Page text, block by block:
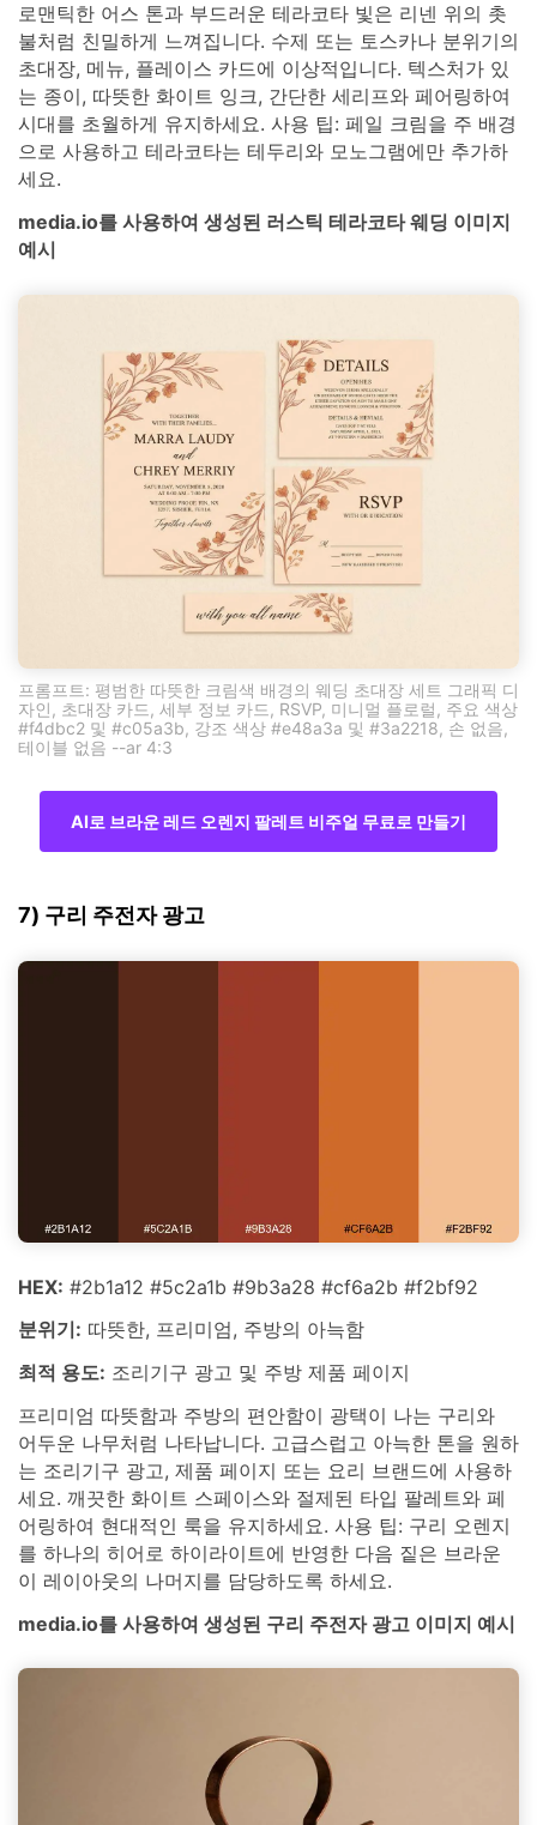
로맨틱한 어스 톤과 부드러운 테라코타 빛은 리넨 위의 촛
불처럼 친밀하게 느껴집니다. 수제 또는 토스카나 분위기의
초대장, 메뉴, 플레이스 카드에 이상적입니다. 텍스처가 있
는 종이, 따뜻한 화이트 잉크, 간단한 세리프와 페어링하여
시대를 초월하게 유지하세요. 사용 팁: 페일 크림을 주 배경
으로 사용하고 테라코타는 테두리와 모노그램에만 추가하
세요.
media.io를 사용하여 생성된 러스틱 테라코타 웨딩 이미지
예시
프롬프트: 평범한 따뜻한 크림색 배경의 웨딩 초대장 세트 그래픽 디
자인, 초대장 카드, 세부 정보 카드, RSVP, 미니멀 플로럴, 주요 색상
#f4dbc2 및 #c05a3b, 강조 색상 #e48a3a 및 #3a2218, 손 없음,
테이블 없음 --ar 4:3
AI로 브라운 레드 오렌지 팔레트 비주얼 무료로 만들기
7) 구리 주전자 광고
HEX: #2b1a12 #5c2a1b #9b3a28 #cf6a2b #f2bf92
분위기: 따뜻한, 프리미엄, 주방의 아늑함
최적 용도: 조리기구 광고 및 주방 제품 페이지
프리미엄 따뜻함과 주방의 편안함이 광택이 나는 구리와
어두운 나무처럼 나타납니다. 고급스럽고 아늑한 톤을 원하
는 조리기구 광고, 제품 페이지 또는 요리 브랜드에 사용하
세요. 깨끗한 화이트 스페이스와 절제된 타입 팔레트와 페
어링하여 현대적인 룩을 유지하세요. 사용 팁: 구리 오렌지
를 하나의 히어로 하이라이트에 반영한 다음 짙은 브라운
이 레이아웃의 나머지를 담당하도록 하세요.
media.io를 사용하여 생성된 구리 주전자 광고 이미지 예시